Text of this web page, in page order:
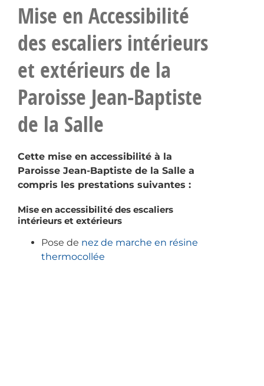
Mise en Accessibilité
des escaliers intérieurs
et extérieurs de la
Paroisse Jean-Baptiste
de la Salle
Cette mise en accessibilité à la
Paroisse Jean-Baptiste de la Salle a
compris les prestations suivantes :
Mise en accessibilité des escaliers
intérieurs et extérieurs
Pose de nez de marche en résine
thermocollée